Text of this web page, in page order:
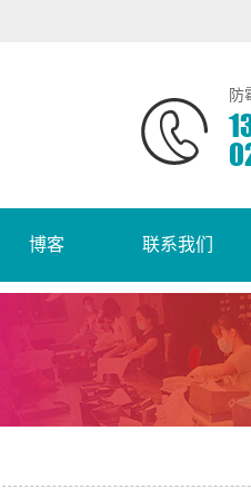
防
博客 联系我们